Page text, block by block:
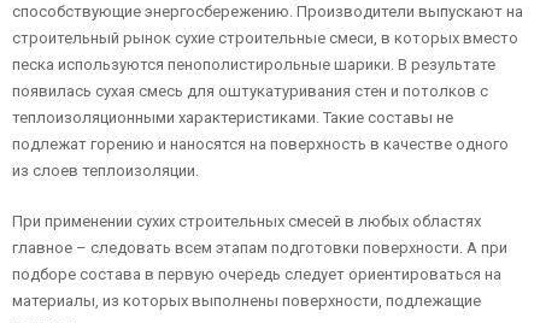
способствующие энергосбережению. Производители выпускают на
строительный рынок сухие строительные смеси, в которых вместо
песка используются пенополистирольные шарики. В результате
появилась сухая смесь для оштукатуривания стен и потолков с
теплоизоляционными характеристиками. Такие составы не
подлежат горению и наносятся на поверхность в качестве одного
из слоев теплоизоляции.
При применении сухих строительных смесей в любых областях
главное – следовать всем этапам подготовки поверхности. А при
подборе состава в первую очередь следует ориентироваться на
материалы, из которых выполнены поверхности, подлежащие